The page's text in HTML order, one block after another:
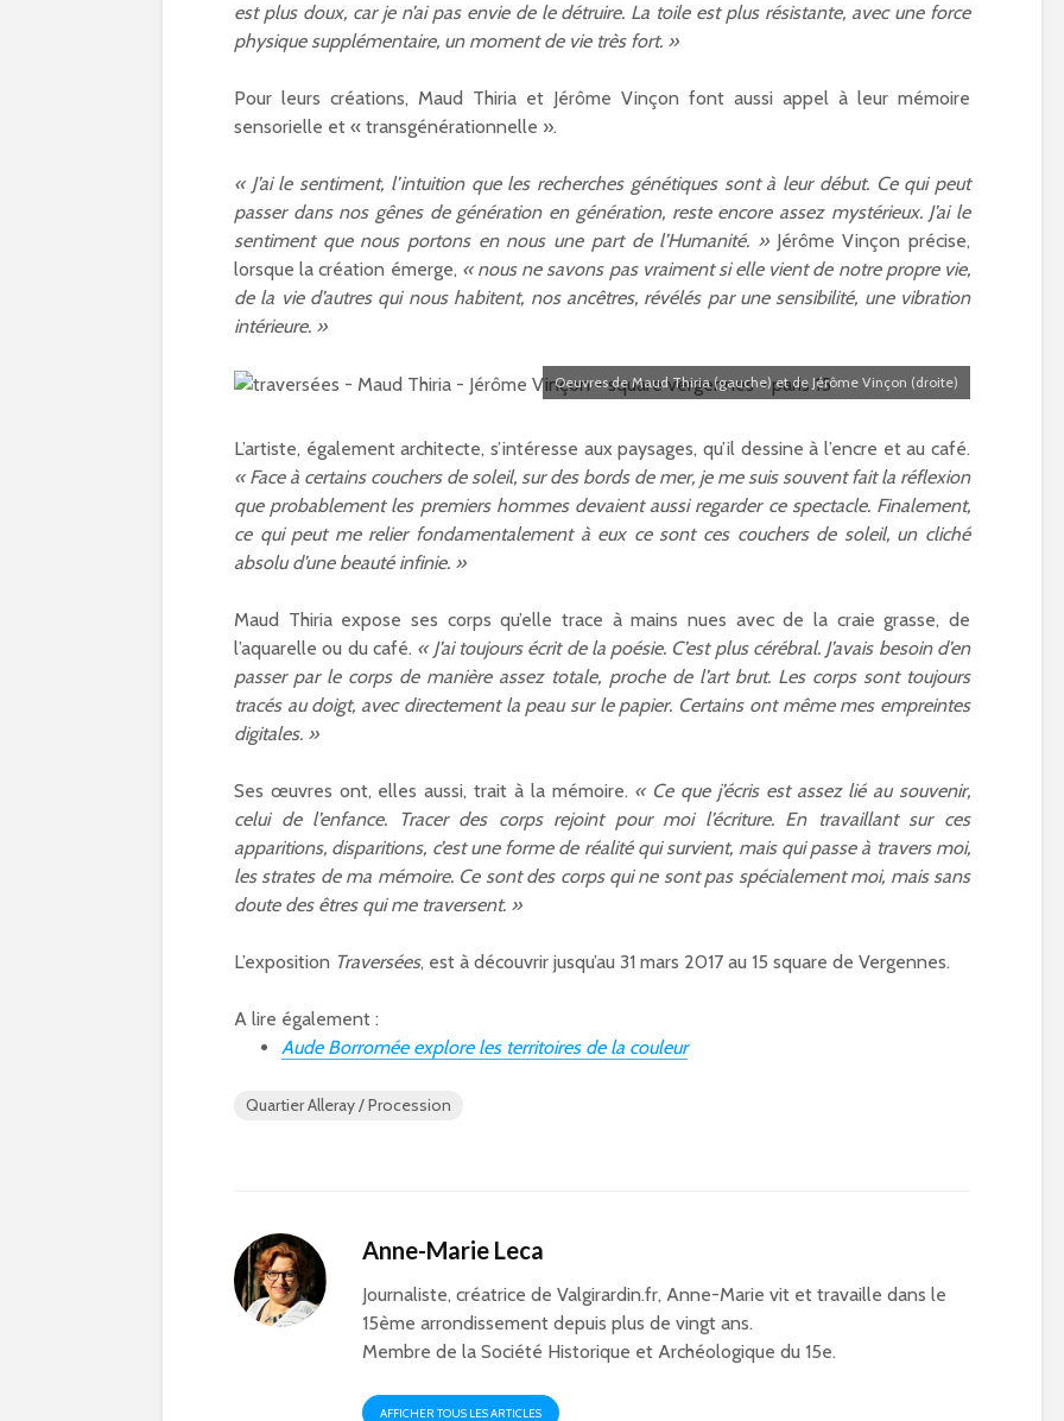
est plus doux, car je n’ai pas envie de le détruire. La toile est plus résistante, avec une force
physique supplémentaire, un moment de vie très fort. »
Pour leurs créations, Maud Thiria et Jérôme Vinçon font aussi appel à leur mémoire
sensorielle et « transgénérationnelle ».
« J’ai le sentiment, l’intuition que les recherches génétiques sont à leur début. Ce qui peut
passer dans nos gênes de génération en génération, reste encore assez mystérieux. J’ai le
sentiment que nous portons en nous une part de l’Humanité. »Jérôme Vinçon précise,
lorsque la création émerge, « nous ne savons pas vraiment si elle vient de notre propre vie,
de la vie d’autres qui nous habitent, nos ancêtres, révélés par une sensibilité, une vibration
intérieure. »
Oeuvres de Maud Thiria (gauche) et de Jérôme Vinçon (droite)
L’artiste, également architecte, s’intéresse aux paysages, qu’il dessine à l’encre et au café.
« Face à certains couchers de soleil, sur des bords de mer, je me suis souvent fait la réflexion
que probablement les premiers hommes devaient aussi regarder ce spectacle. Finalement,
ce qui peut me relier fondamentalement à eux ce sont ces couchers de soleil, un cliché
absolu d’une beauté infinie. »
Maud Thiria expose ses corps qu’elle trace à mains nues avec de la craie grasse, de
l’aquarelle ou du café. « J’ai toujours écrit de la poésie. C’est plus cérébral. J’avais besoin d’en
passer par le corps de manière assez totale, proche de l’art brut. Les corps sont toujours
tracés au doigt, avec directement la peau sur le papier. Certains ont même mes empreintes
digitales. »
Ses œuvres ont, elles aussi, trait à la mémoire. « Ce que j’écris est assez lié au souvenir,
celui de l’enfance. Tracer des corps rejoint pour moi l’écriture. En travaillant sur ces
apparitions, disparitions, c’est une forme de réalité qui survient, mais qui passe à travers moi,
les strates de ma mémoire. Ce sont des corps qui ne sont pas spécialement moi, mais sans
doute des êtres qui me traversent. »
L’exposition Traversées, est à découvrir jusqu’au 31 mars 2017 au 15 square de Vergennes.
A lire également :
Aude Borromée explore les territoires de la couleur
Quartier Alleray / Procession
Anne-Marie Leca
Journaliste, créatrice de Valgirardin.fr, Anne-Marie vit et travaille dans le
15ème arrondissement depuis plus de vingt ans.
Membre de la Société Historique et Archéologique du 15e.
AFFICHER TOUS LES ARTICLES